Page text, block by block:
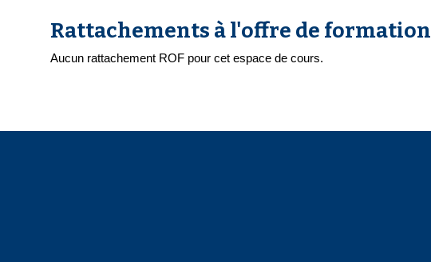
Rattachements à l'offre de formation
Aucun rattachement ROF pour cet espace de cours.